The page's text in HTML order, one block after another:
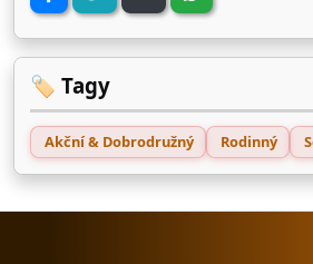
🏷️ Tagy
Akční & Dobrodružný Rodinný